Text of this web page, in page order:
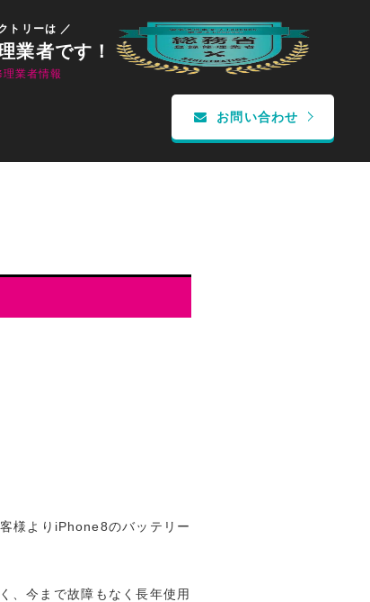
トリーは ／
業者です！
業者情報
お問い合わせ
様よりiPhone8のバッテリー
、今まで故障もなく長年使用